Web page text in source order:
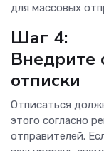
для массовых
Шаг 4:
Внедрите
отписки
Отписаться
этого согласно
отправителей.